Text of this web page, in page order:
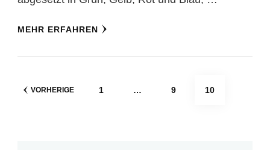
MEHR ERFAHREN
Seitennummerierung
VORHERIGE SEITE
1 … SEITE
9 SEITE
10